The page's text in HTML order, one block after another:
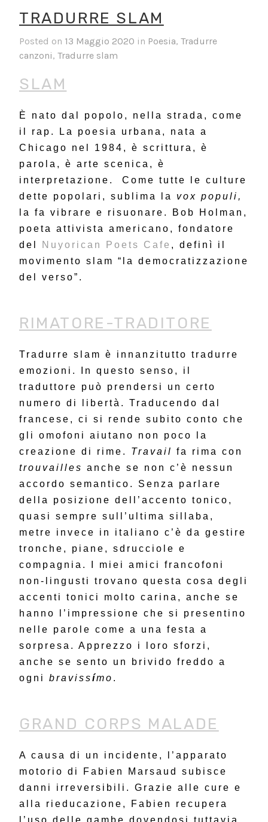
TRADURRE SLAM
Posted on 13 Maggio 2020 in Poesia, Tradurre
canzoni, Tradurre slam
SLAM
È nato dal popolo, nella strada, come
il rap. La poesia urbana, nata a
Chicago nel 1984, è scrittura, è
parola, è arte scenica, è
interpretazione. Come tutte le culture
dette popolari, sublima la vox populi,
la fa vibrare e risuonare. Bob Holman,
poeta attivista americano, fondatore
del
Nuyorican Poets Cafe , definì il
movimento slam “la democratizzazione
del verso”.
RIMATORE-TRADITORE
Tradurre slam è innanzitutto tradurre
emozioni. In questo senso, il
traduttore può prendersi un certo
numero di libertà. Traducendo dal
francese, ci si rende subito conto che
gli omofoni aiutano non poco la
creazione di rime. Travail fa rima con
trouvailles anche se non c’è nessun
accordo semantico. Senza parlare
della posizione dell’accento tonico,
quasi sempre sull’ultima sillaba,
metre invece in italiano c’è da gestire
tronche, piane, sdrucciole e
compagnia. I miei amici francofoni
non-lingusti trovano questa cosa degli
accenti tonici molto carina, anche se
hanno l’impressione che si presentino
nelle parole come a una festa a
sorpresa. Apprezzo i loro sforzi,
anche se sento un brivido freddo a
ogni bravissímo .
GRAND CORPS MALADE
A causa di un incidente, l’apparato
motorio di Fabien Marsaud subisce
danni irreversibili. Grazie alle cure e
alla rieducazione, Fabien recupera